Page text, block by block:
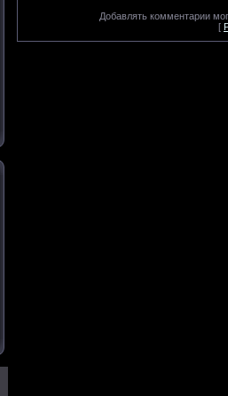
Добавлять комментарии
[